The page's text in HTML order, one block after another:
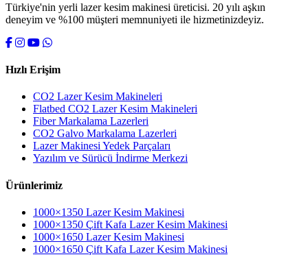
Türkiye'nin yerli lazer kesim makinesi üreticisi. 20 yılı aşkın
deneyim ve %100 müşteri memnuniyeti ile hizmetinizdeyiz.
Hızlı Erişim
CO2 Lazer Kesim Makineleri
Flatbed CO2 Lazer Kesim Makineleri
Fiber Markalama Lazerleri
CO2 Galvo Markalama Lazerleri
Lazer Makinesi Yedek Parçaları
Yazılım ve Sürücü İndirme Merkezi
Ürünlerimiz
1000×1350 Lazer Kesim Makinesi
1000×1350 Çift Kafa Lazer Kesim Makinesi
1000×1650 Lazer Kesim Makinesi
1000×1650 Çift Kafa Lazer Kesim Makinesi